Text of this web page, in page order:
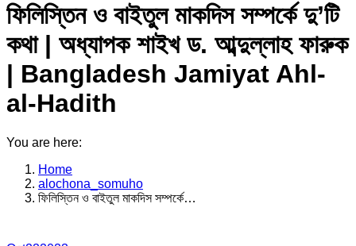
ফিলিস্তিন ও বাইতুল মাকদিস সম্পর্কে দু’টি
কথা | অধ্যাপক শাইখ ড. আব্দুল্লাহ ফারুক
| Bangladesh Jamiyat Ahl-
al-Hadith
You are here:
Home
alochona_somuho
ফিলিস্তিন ও বাইতুল মাকদিস সম্পর্কে…